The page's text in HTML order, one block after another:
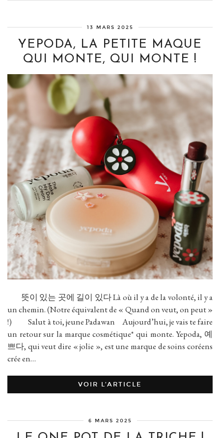
13 MARS 2025
YEPODA, LA PETITE MAQUE
QUI MONTE, QUI MONTE !
뜻이 있는 곳에 길이 있다 Là où il y a de la volonté, il y a
un chemin. (Notre équivalent de « Quand on veut, on peut »
!) Salut à toi, jeune Padawan Aujourd’hui, je vais te faire
un retour sur la marque cosmétique* qui monte. Yepoda, 예
쁘다, qui veut dire « jolie », est une marque de soins coréens
crée en…
VOIR L’ARTICLE
6 MARS 2025